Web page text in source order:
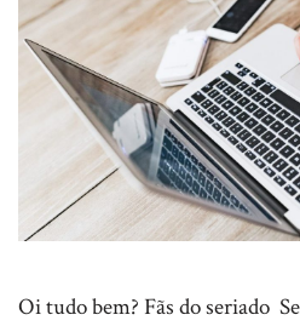
Oi tudo bem? Fãs do seriado